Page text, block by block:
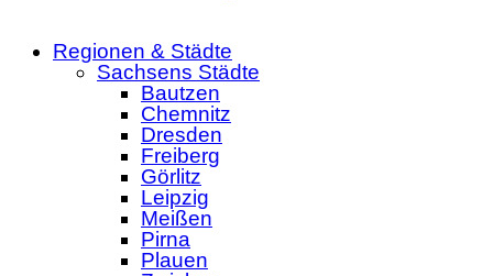
Regionen & Städte
Sachsens Städte
Bautzen
Chemnitz
Dresden
Freiberg
Görlitz
Leipzig
Meißen
Pirna
Plauen